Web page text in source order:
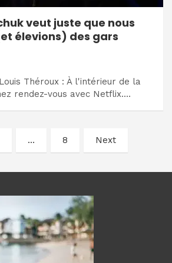
veut juste que nous
élevions) des gars
Théroux : À l'intérieur de la
rendez-vous avec Netflix.…
… 8 Next